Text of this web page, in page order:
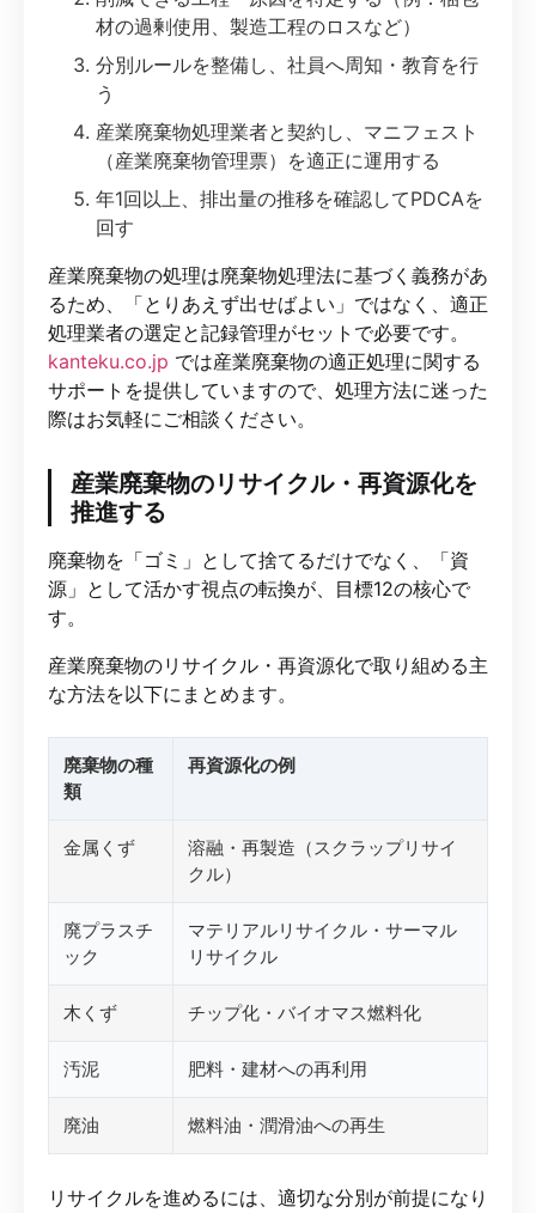
材の過剰使用、製造工程のロスなど）
分別ルールを整備し、社員へ周知・教育を行
う
産業廃棄物処理業者と契約し、マニフェスト
（産業廃棄物管理票）を適正に運用する
年1回以上、排出量の推移を確認してPDCAを
回す
産業廃棄物の処理は廃棄物処理法に基づく義務があ
るため、「とりあえず出せばよい」ではなく、適正
処理業者の選定と記録管理がセットで必要です。
kanteku.co.jp では産業廃棄物の適正処理に関する
サポートを提供していますので、処理方法に迷った
際はお気軽にご相談ください。
産業廃棄物のリサイクル・再資源化を
推進する
廃棄物を「ゴミ」として捨てるだけでなく、「資
源」として活かす視点の転換が、目標12の核心で
す。
産業廃棄物のリサイクル・再資源化で取り組める主
な方法を以下にまとめます。
廃棄物の種
類
再資源化の例
金属くず
溶融・再製造（スクラップリサイ
クル）
廃プラスチ
ック
マテリアルリサイクル・サーマル
リサイクル
木くず チップ化・バイオマス燃料化
汚泥 肥料・建材への再利用
廃油 燃料油・潤滑油への再生
リサイクルを進めるには、適切な分別が前提になり